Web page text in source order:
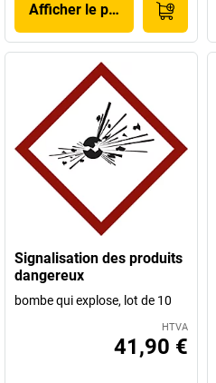
Afficher le produit
Signalisation des produits
dangereux
bombe qui explose, lot de 10
HTVA
41,90 €